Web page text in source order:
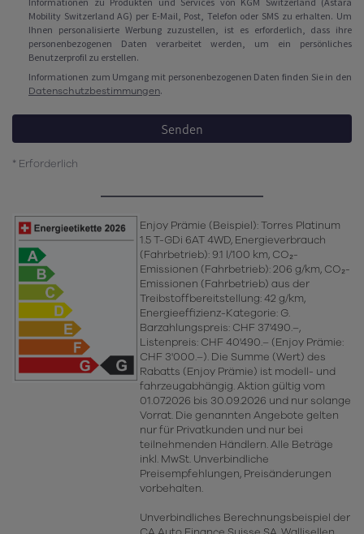
Mobility Switzerland AG) per E-Mail, Post, Telefon oder SMS zu erhalten. Um
Ihnen personalisierte Werbung zuzustellen, ist es erforderlich, dass ihre
personenbezogenen Daten verarbeitet werden, um ein persönliches
Benutzerprofil zu erstellen.
Informationen zum Umgang mit personenbezogenen Daten finden Sie in den
Datenschutzbestimmungen.
Senden
* Erforderlich
Enjoy Prämie (Beispiel): Torres Platinum
1.5 T-GDi 6AT 4WD, Energieverbrauch
(Fahrbetrieb): 9.1 l/100 km, CO₂-
Emissionen (Fahrbetrieb): 206 g/km, CO₂-
Emissionen (Fahrbetrieb) aus der
Treibstoffbereitstellung: 42 g/km,
Energieeffizienz-Kategorie: G.
Barzahlungspreis: CHF 37'490.–,
Listenpreis: CHF 40'490.– (Enjoy Prämie:
CHF 3'000.–). Die Summe (Wert) des
Rabatts (Enjoy Prämie) ist modell- und
fahrzeugabhängig. Aktion gültig vom
01.07.2026 bis 30.09.2026 und nur solange
Vorrat. Die genannten Angebote gelten
nur für Privatkunden und nur bei
teilnehmenden Händlern. Alle Beträge
inkl. MwSt. Unverbindliche
Preisempfehlungen, Preisänderungen
vorbehalten.
Unverbindliches Berechnungsbeispiel der